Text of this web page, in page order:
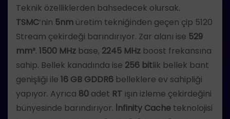
Teknik özelliklerden bahsedecek olursak.
TSMC‘nin 5nm üretim tekniğinden geçen çip 5120
Stream çekirdeği barındırıyor. Zar alanı ise 529
mm². 1500 MHz base, 2245 MHz boost frekansına
sahip. Bellek kanadında ise 256 bitlik bellek bant
genişliği ile 16 GB GDDR6 belleklere ev sahipliği
yapıyor. Ayrıca 80 adet RT ışın izleme çekirdeğini
bünyesinde barındırıyor. İnfinity Cache teknolojisi